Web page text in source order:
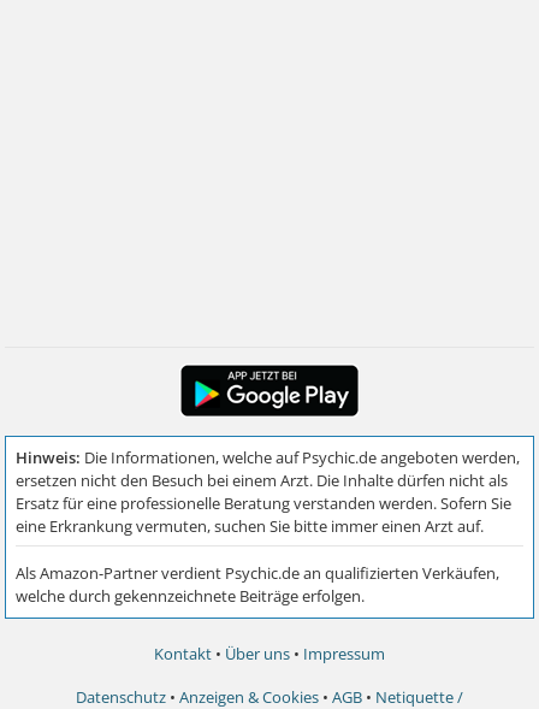
Kontakt • Über uns • Impressum
Datenschutz • Anzeigen & Cookies • AGB • Netiquette /